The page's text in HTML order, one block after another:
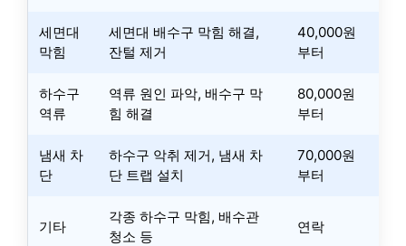
세면대
막힘
세면대 배수구 막힘 해결,
잔털 제거
40,000원
부터
하수구
역류
역류 원인 파악, 배수구 막
힘 해결
80,000원
부터
냄새 차
단
하수구 악취 제거, 냄새 차
단 트랩 설치
70,000원
부터
기타
각종 하수구 막힘, 배수관
청소 등
연락